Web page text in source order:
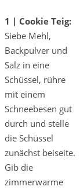
1 | Cookie Teig:
Siebe Mehl,
Backpulver und
Salz in eine
Schüssel, rühre
mit einem
Schneebesen gut
durch und stelle
die Schüssel
zunächst beiseite.
Gib die
zimmerwarme